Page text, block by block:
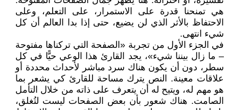
هي تمنحنا قدرة على الاستمرار، على التعلم، وعلى
الاحتفاظ بالأثر الذي لن يضيع، حتى إذا بدا العالم أن كل
شيء انتهى.
في الجزء الأول من تجربة «الصفحة التي تركناها مفتوحة
– ما زال بيننا شيء»، يجد القارئ هذا الوعي حيًّا في كل
سطر، دون أن يكون هناك سرد مباشر لأحداث محددة أو
علاقات معينة. النص يترك مساحة للقارئ كي يشعر بما
هو مهم له، ويتيح له أن يتعرف على ذاته من خلال التأمل
الصامت. هناك شعور بأن بعض الصفحات ليست لتُغلق،